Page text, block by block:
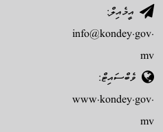
އީމެއިލް:
info@kondey.gov.
mv
ވެބްސައިޓް:
www.kondey.gov.
mv